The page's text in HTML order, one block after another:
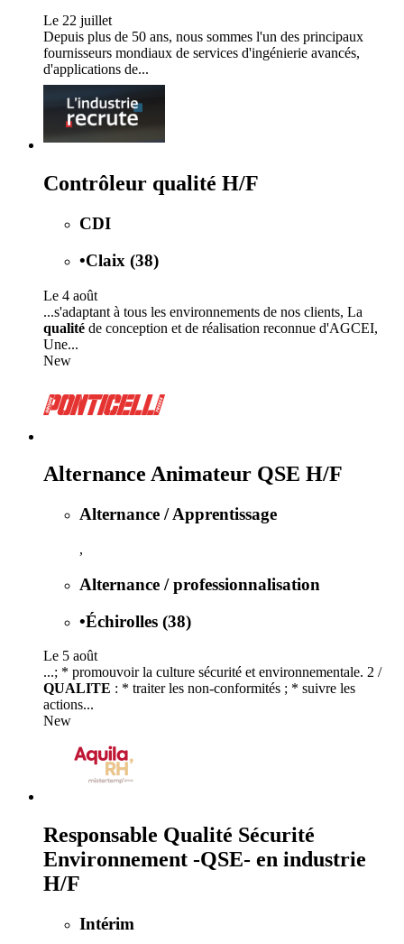
Le 22 juillet
Depuis plus de 50 ans, nous sommes l'un des principaux
fournisseurs mondiaux de services d'ingénierie avancés,
d'applications de...
Contrôleur qualité H/F
CDI
•Claix (38)
Le 4 août
...s'adaptant à tous les environnements de nos clients, La
qualité de conception et de réalisation reconnue d'AGCEI,
Une...
New
Alternance Animateur QSE H/F
Alternance / Apprentissage
,
Alternance / professionnalisation
•Échirolles (38)
Le 5 août
...; * promouvoir la culture sécurité et environnementale. 2 /
QUALITE : * traiter les non-conformités ; * suivre les
actions...
New
Responsable Qualité Sécurité
Environnement -QSE- en industrie
H/F
Intérim